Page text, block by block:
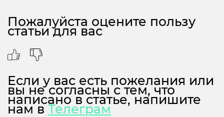
Пожалуйста оцените пользу
статьи для вас
Если у вас есть пожелания или
вы не согласны с тем, что
написано в статье, напишите
нам вТелеграм